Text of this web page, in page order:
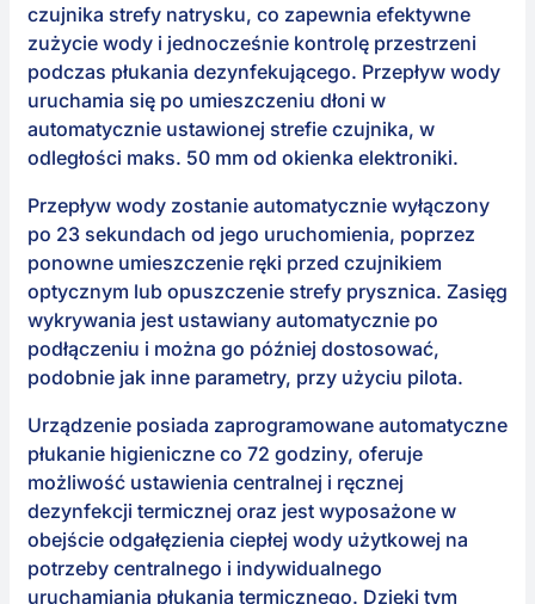
czujnika strefy natrysku, co zapewnia efektywne
zużycie wody i jednocześnie kontrolę przestrzeni
podczas płukania dezynfekującego. Przepływ wody
uruchamia się po umieszczeniu dłoni w
automatycznie ustawionej strefie czujnika, w
odległości maks. 50 mm od okienka elektroniki.
Przepływ wody zostanie automatycznie wyłączony
po 23 sekundach od jego uruchomienia, poprzez
ponowne umieszczenie ręki przed czujnikiem
optycznym lub opuszczenie strefy prysznica. Zasięg
wykrywania jest ustawiany automatycznie po
podłączeniu i można go później dostosować,
podobnie jak inne parametry, przy użyciu pilota.
Urządzenie posiada zaprogramowane automatyczne
płukanie higieniczne co 72 godziny, oferuje
możliwość ustawienia centralnej i ręcznej
dezynfekcji termicznej oraz jest wyposażone w
obejście odgałęzienia ciepłej wody użytkowej na
potrzeby centralnego i indywidualnego
uruchamiania płukania termicznego. Dzięki tym